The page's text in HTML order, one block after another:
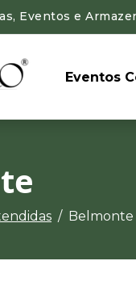
Eventos e
Eventos
Belmonte